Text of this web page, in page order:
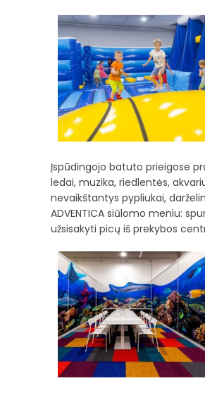
Įspūdingojo batuto prieigose
ledai, muzika, riedlentės,
nevaikštantys pypliukai,
ADVENTICA siūlomo meniu:
užsisakyti picų iš prekybos